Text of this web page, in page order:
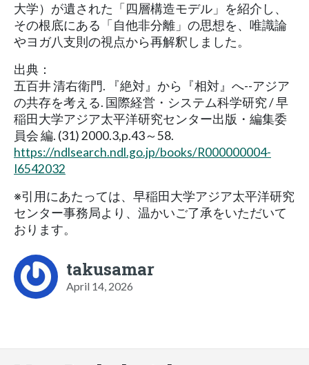
大学）が遺された「四層構造モデル」を紹介し、
その根底にある「自他非分離」の思想を、唯識論
やヨガ八支則の視点から再解釈しました。
出典：
五百井 清右衛門. 『絶対』から『相対』へ--アジア
の共存を考える. 国際経営・システム科学研究 / 早
稲田大学アジア太平洋研究センター出版・編集委
員会 編. (31) 2000.3,p.43～58.
https://ndlsearch.ndl.go.jp/books/R000000004-
I6542032
※引用にあたっては、早稲田大学アジア太平洋研究
センター事務局より、温かいご了承をいただいて
おります。
takusamar
April 14, 2026